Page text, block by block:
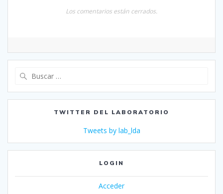
Los comentarios están cerrados.
TWITTER DEL LABORATORIO
Tweets by lab_lda
LOGIN
Acceder